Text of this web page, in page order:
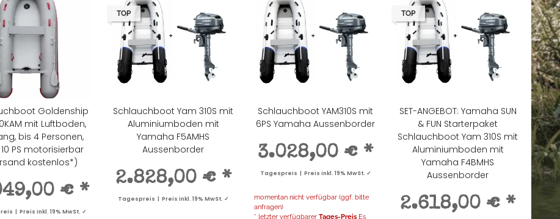
Goldenship
mit Luftboden,
bis 4 Personen,
PS motorisierbar
kostenlos*)
€ *
| Preis inkl. 19% MwSt. ✓
TOP
Schlauchboot Yam 310S mit
Aluminiumboden mit
Yamaha F5AMHS
Aussenborder
2.828,00 € *
Tagespreis | Preis inkl. 19% MwSt. ✓
Schlauchboot YAM310S mit
6PS Yamaha Aussenborder
3.028,00 € *
Tagespreis | Preis inkl. 19% MwSt. ✓
momentan nicht verfügbar (ggf. bitte
anfragen)
* letzter verfügbarerTages-Preis Es
TOP
SET-ANGEBOT: Yamaha SUN
& FUN Starterpaket
Schlauchboot Yam 310S mit
Aluminiumboden mit
Yamaha F4BMHS
Aussenborder
2.618,00 € *